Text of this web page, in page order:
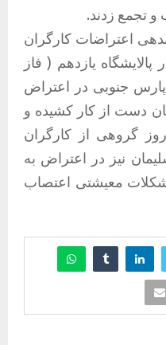
و تجمع زدند.
اعتراضات کارگران
یازدهم ( فاز
پارس جنوبی در اعتراض
دست از کار کشیده و
گروهی از کارگران
نیز در اعتراض به
معیشتی اعتصاب